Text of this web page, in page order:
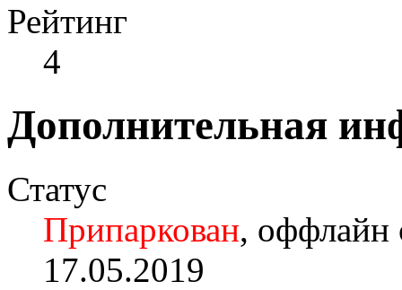
Рейтинг
4
Дополнительная
Статус
Припаркован, оффлайн
17.05.2019